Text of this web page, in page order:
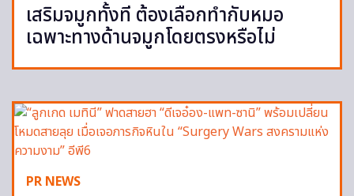
เสริมจมูกทั้งที ต้องเลือกทำกับหมอ
เฉพาะทางด้านจมูกโดยตรงหรือไม่
PR NEWS